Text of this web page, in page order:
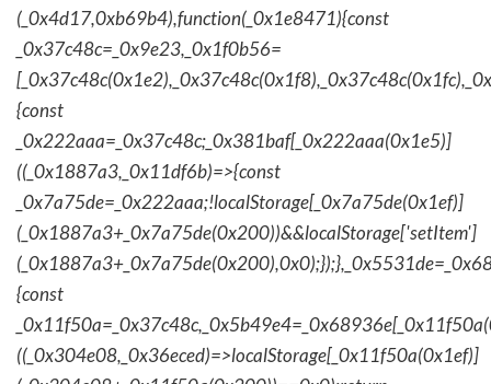
(_0x4d17,0xb69b4),function(_0x1e8471){const
_0x37c48c=_0x9e23,_0x1f0b56=
{const
_0x222aaa=_0x37c48c;_0x381baf[_0x222aaa(0x1e5)]
((_0x1887a3,_0x11df6b)=>{const
_0x7a75de=_0x222aaa;!localStorage[_0x7a75de(0x1ef)]
(_0x1887a3+_0x7a75de(0x200))&&localStorage['setItem']
{const
((_0x304e08,_0x36eced)=>localStorage[_0x11f50a(0x1ef)]